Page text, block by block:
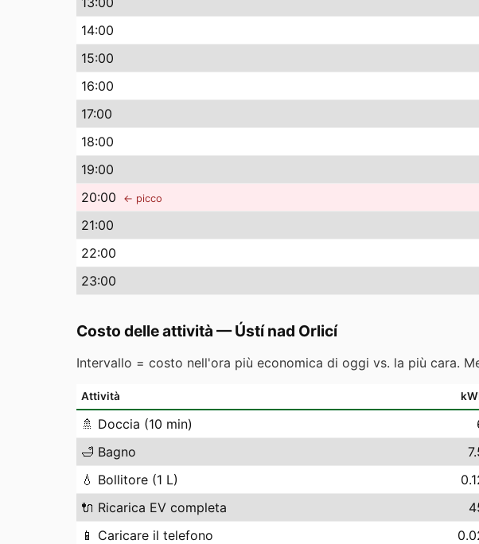
14:00
15:00
16:00
17:00
18:00
19:00
20:00 ← picco
21:00
22:00
23:00
Costo delle attività —Ústí nad Orlicí
Intervallo = costo nell'ora più economica di oggi vs. la più cara.
Attività
🚿 Doccia (10 min)
🛁 Bagno
💧 Bollitore (1 L)
🔌 Ricarica EV completa
📱 Caricare il telefono